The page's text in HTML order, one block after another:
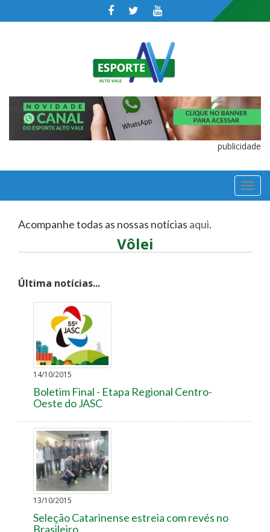
publicidade
Acompanhe todas as nossas notícias aqui.
Vôlei
Última notícias...
14/10/2015
Boletim Final - Etapa Regional Centro-
Oeste do JASC
13/10/2015
Seleção Catarinense estreia com revés no
Brasileiro